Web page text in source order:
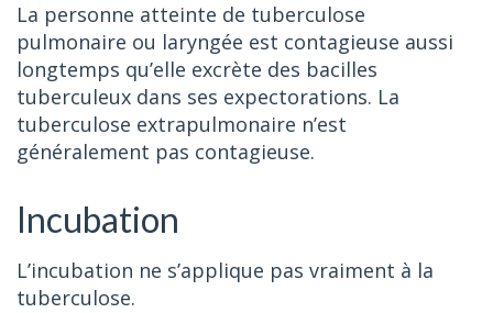
La personne atteinte de tuberculose
pulmonaire ou laryngée est contagieuse aussi
longtemps qu’elle excrète des bacilles
tuberculeux dans ses expectorations. La
tuberculose extrapulmonaire n’est
généralement pas contagieuse.
Incubation
L’incubation ne s’applique pas vraiment à la
tuberculose.